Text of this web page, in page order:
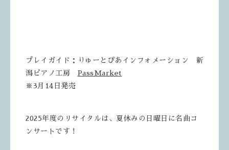
プレイガイド：りゅーとぴあインフォメーション 新
潟ピアノ工房 PassMarket
※3月14日発売
2025年度のリサイタルは、夏休みの日曜日に名曲コ
ンサートです！